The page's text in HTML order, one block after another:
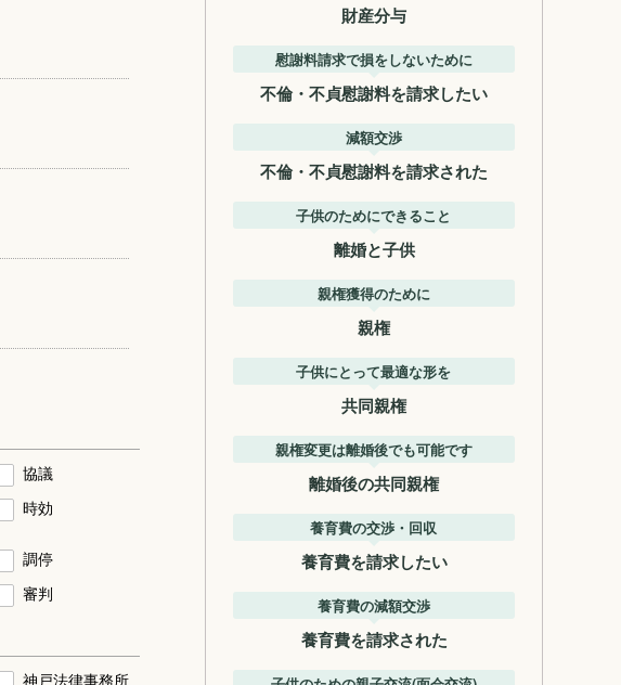
協議
時効
調停
審判
神戸法律事務所
財産分与
慰謝料請求で損をしないために
不倫・不貞慰謝料を請求したい
減額交渉
不倫・不貞慰謝料を請求された
子供のためにできること
離婚と子供
親権獲得のために
親権
子供にとって最適な形を
共同親権
親権変更は離婚後でも可能です
離婚後の共同親権
養育費の交渉・回収
養育費を請求したい
養育費の減額交渉
養育費を請求された